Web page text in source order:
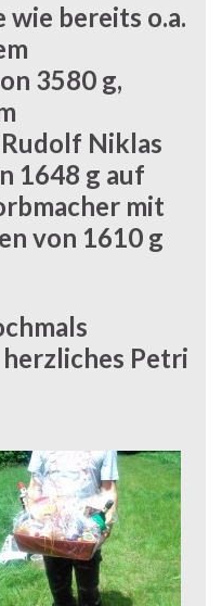
wie bereits o.a.
3580 g,
Niklas
1648 g auf
mit
von 1610 g
Petri